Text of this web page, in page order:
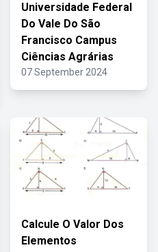
Universidade Federal
Do Vale Do São
Francisco Campus
Ciências Agrárias
07 September 2024
Calcule O Valor Dos
Elementos